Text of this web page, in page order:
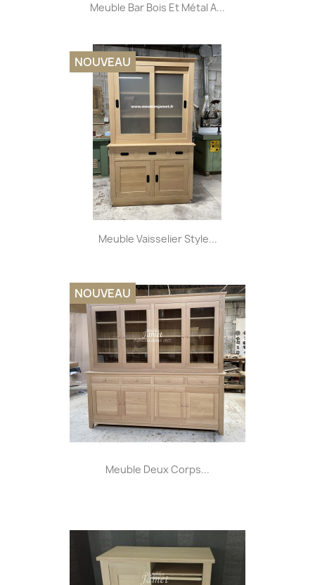
Meuble Bar Bois Et Métal A...
Meuble Vaisselier Style...
NOUVEAU
Meuble Deux Corps...
NOUVEAU